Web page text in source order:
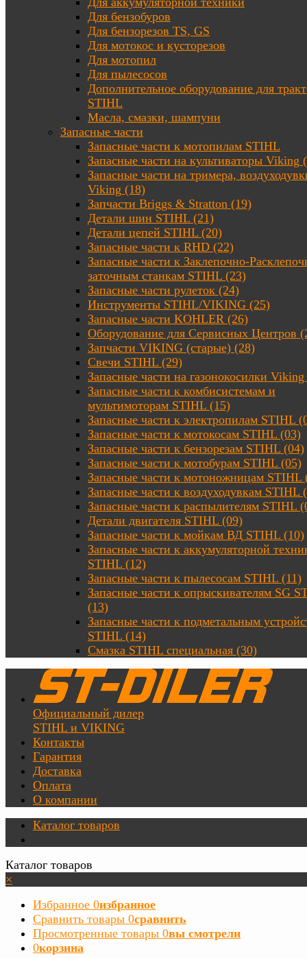
Для бензобуров
Для бензорезов TS, GS
Для мотокос и кусторезов
Для мотопил
Для пылесосов
Дополнительное оборудование для
STIHL
Масла, смазки, шампуни
Запасные части
Запасные части к мотопилам STIHL
Запасные части на культиваторы Viking
Запасные части на тримера,
Viking (18)
Запчасти Briggs & Stratton (19)
Детали шин STIHL (21)
Детали цепей STIHL (20)
Запасные части к RHD (22)
Запасные части к Заклепочно-
заточным станкам STIHL (23)
Запасные части рулеток (24)
Инструменты STIHL/VIKING (25)
Запасные части KOHLER (26)
Оборудование для Сервисных Центров
Запчасти VIKING (старые) (28)
Свечи STIHL (29)
Запасные части на газонокосилки
Запасные части к комбисистемам и
мультимоторам STIHL (15)
Запасные части к электропилам STIHL
Запасные части к мотокосам STIHL (03)
Запасные части к бензорезам STIHL (04)
Запасные части к мотобурам STIHL (05)
Запасные части к мотоножницам STIHL
Запасные части к воздуходувкам STIHL
Запасные части к распылителям STIHL
Детали двигателя STIHL (09)
Запасные части к мойкам ВД STIHL (10)
Запасные части к аккумуляторной
STIHL (12)
Запасные части к пылесосам STIHL (11)
Запасные части к опрыскивателям SG
(13)
Запасные части к подметальным
STIHL (14)
Смазка STIHL специальная (30)
Официальный дилер
STIHL и VIKING
Контакты
Гарантия
Доставка
Оплата
О компании
Каталог товаров
Каталог товаров
×
Избранное 0избранное
Сравнить товары 0сравнить
Просмотренные товары 0вы смотрели
0корзина